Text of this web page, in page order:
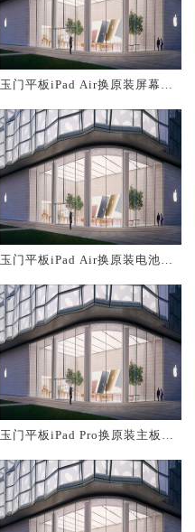
玉门平板iPad Air换原装屏幕服
玉门平板iPad Air换原装电池维
玉门平板iPad Pro换原装主板维